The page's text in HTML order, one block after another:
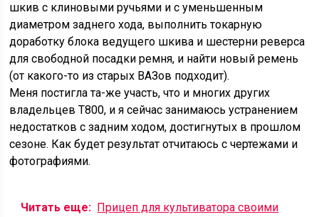
шкив с клиновыми ручьями и с уменьшенным
диаметром заднего хода, выполнить токарную
доработку блока ведущего шкива и шестерни реверса
для свободной посадки ремня, и найти новый ремень
(от какого-то из старых ВАЗов подходит).
Меня постигла та-же участь, что и многих других
владельцев T800, и я сейчас занимаюсь устранением
недостатков с задним ходом, достигнутых в прошлом
сезоне. Как будет результат отчитаюсь с чертежами и
фотографиями.
Читать еще: Прицеп для культиватора своими